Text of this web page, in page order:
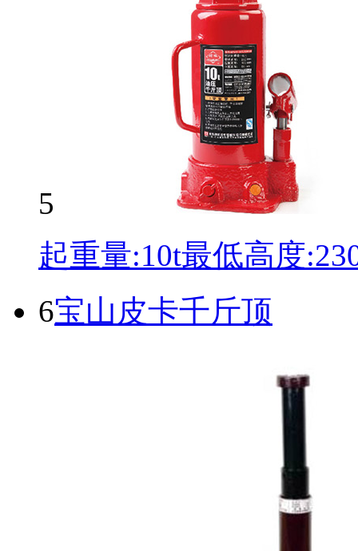
5
起重量:10t最低高度
6宝山皮卡千斤顶